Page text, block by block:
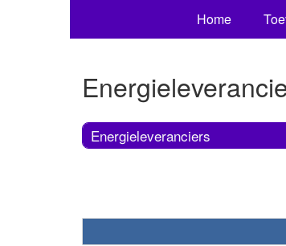
Home
Energieleveranciers